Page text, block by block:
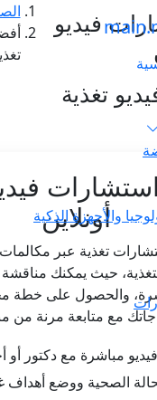
والأجهزة الذكية
فيديو
تغذية
أونلاين
تغذية عبر مكالمات
حيث يمكنك
والحصول على
مع متابعة مرنة من
مباشرة مع دكتور أو
الصحية ووضع أهداف